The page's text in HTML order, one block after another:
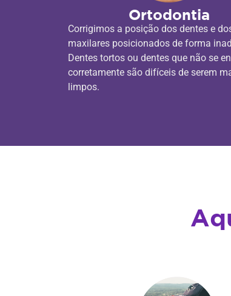
Ortodontia
Corrigimos a posição dos dentes e
maxilares posicionados de forma
Dentes tortos ou dentes que não se
corretamente são difíceis de serem
limpos.